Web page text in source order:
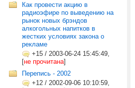
Как провести акцию в
радиоэфире по выведению на
рынок новых брэндов
алкогольных напитков в
жестких условиях закона о
рекламе
+15 / 2003-06-24 15:45:49,
[не прочитана]
Перепись - 2002
+12 / 2002-09-06 10:10:59,